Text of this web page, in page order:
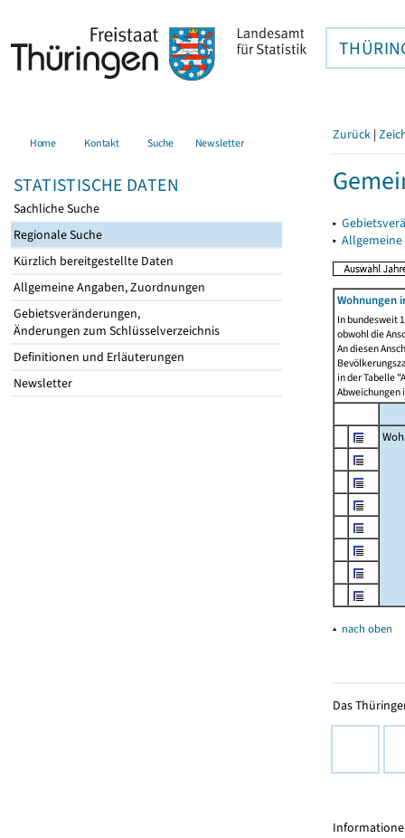
Home Kontakt Suche Newsletter
STATISTISCHE DATEN
Sachliche Suche
Regionale Suche
Kürzlich bereitgestellte Daten
Allgemeine Angaben, Zuordnungen
Gebietsveränderungen,
Änderungen zum Schlüsselverzeichnis
Definitionen und Erläuterungen
Newsletter
Zurück |
▸
▸
Wohnungen
In bundesweit
obwohl die
An diesen
in der Tabelle
Abweichungen
▴ nach oben
Das